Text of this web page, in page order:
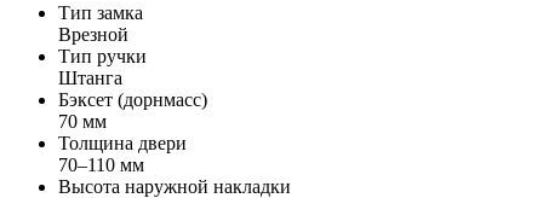
Тип замка
Врезной
Тип ручки
Штанга
Бэксет (дорнмасс)
70 мм
Толщина двери
70–110 мм
Высота наружной накладки